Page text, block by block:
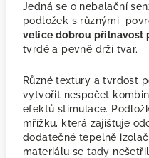
Jedná se o nebalační
podložek s různými
velice dobrou přilnavost
tvrdé a pevně drží tvar.
Různé textury a tvrdost
vytvořit nespočet
efektů stimulace.
mřížku, která zajišťuje
dodatečné tepelně
materiálu se tady